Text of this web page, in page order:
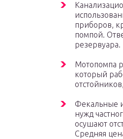
приборов,
помпой.
резервуара.
Мотопомпа
который
Фекальные
нужд
осушают
Средняя